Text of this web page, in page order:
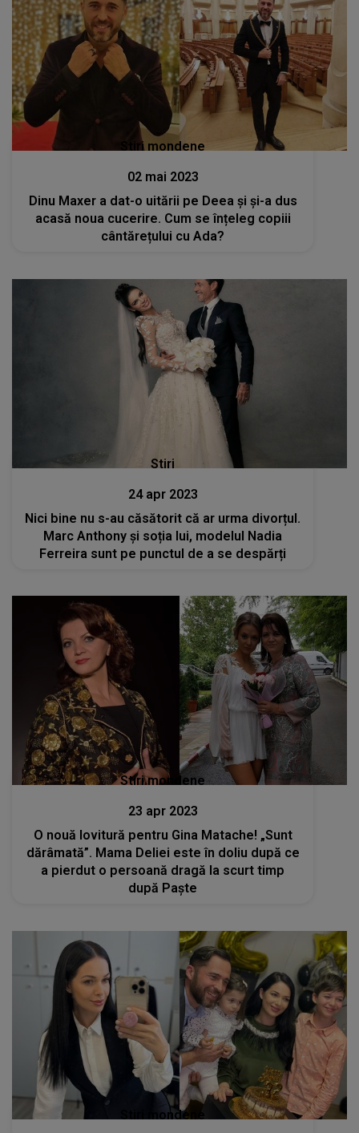
Stiri mondene
02 mai 2023
Dinu Maxer a dat-o uitării pe Deea și și-a dus
acasă noua cucerire. Cum se înțeleg copiii
cântărețului cu Ada?
Stiri
24 apr 2023
Nici bine nu s-au căsătorit că ar urma divorțul.
Marc Anthony și soția lui, modelul Nadia
Ferreira sunt pe punctul de a se despărți
Stiri mondene
23 apr 2023
O nouă lovitură pentru Gina Matache! „Sunt
dărâmată”. Mama Deliei este în doliu după ce
a pierdut o persoană dragă la scurt timp
după Paște
Stiri mondene